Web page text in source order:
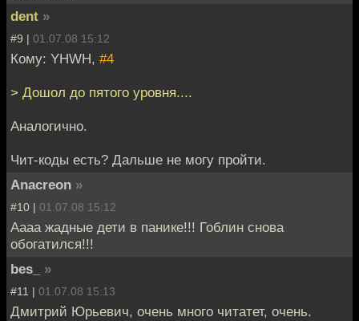
dent »
#9 | 01.07.08 15:12
Кому: YHWH, #4
> Дошол до пятого уровня....
Аналогично.
Чит-коды есть? Дальше не могу пройти.
Anacreon »
#10 | 01.07.08 15:12
Аааа жадные дети в панике!!! Гоблин снова
обогатился!!!
bes_
»
#11 | 01.07.08 15:13
Дмитрий Юрьевич, очень много читатет, очень.